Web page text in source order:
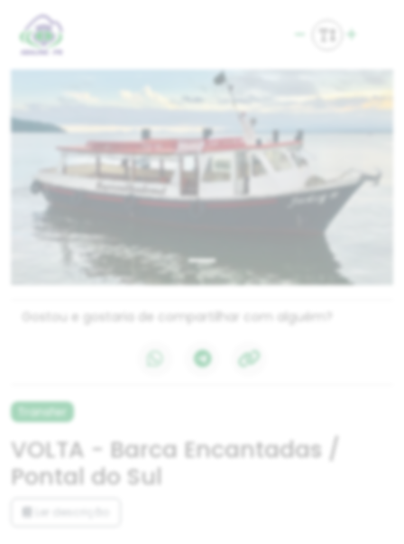
Gostou e gostaria de compartilhar com alguém?
Transfer
VOLTA - Barca Encantadas /
Pontal do Sul